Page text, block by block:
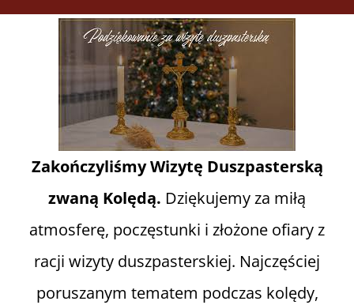
Kontakt
Zakończyliśmy Wizytę Duszpasterską
zwaną Kolędą. Dziękujemy za miłą
atmosferę, poczęstunki i złożone ofiary z
racji wizyty duszpasterskiej. Najczęściej
poruszanym tematem podczas kolędy,